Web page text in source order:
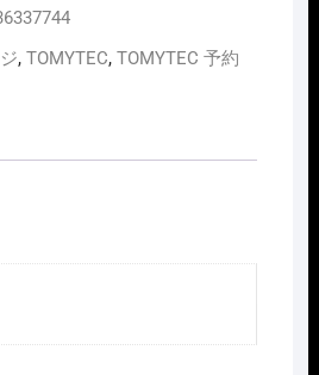
, TOMYTEC, TOMYTEC 予約